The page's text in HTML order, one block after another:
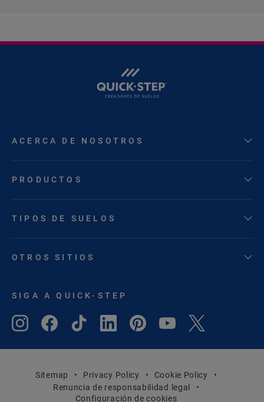
ACERCA DE NOSOTROS
PRODUCTOS
TIPOS DE SUELOS
OTROS SITIOS
SIGA A QUICK-STEP
Sitemap Privacy Policy
Cookie Policy
Renuncia de responsabilidad legal
Configuración de cookies